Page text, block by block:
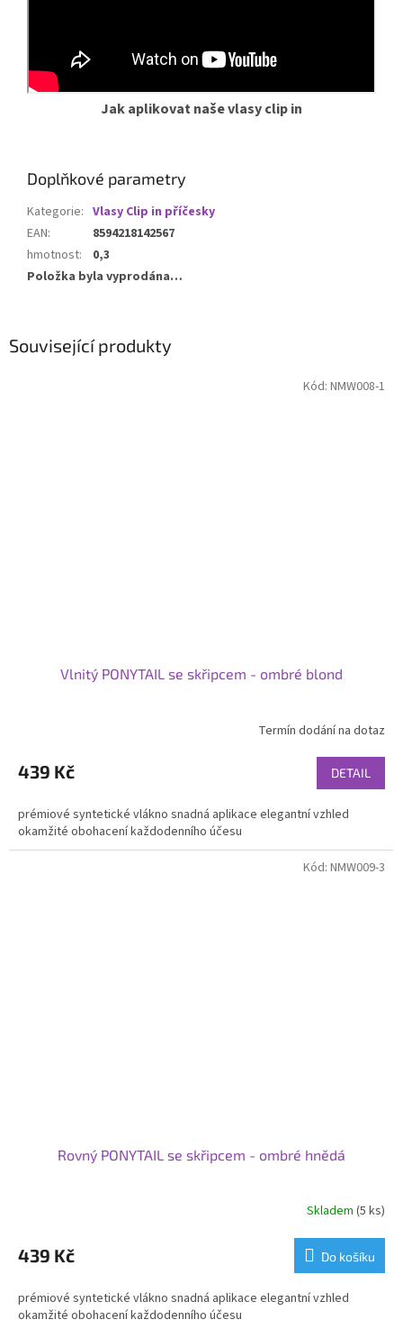
Související produkty
Vlnitý PONYTAIL se skřipcem - ombré blond
Termín dodání na dotaz
439 Kč DETAIL
prémiové syntetické vlákno snadná aplikace elegantní vzhled
okamžité obohacení každodenního účesu
Kód: NMW008-1
Rovný PONYTAIL se skřipcem - ombré hnědá
Skladem (5 ks)
439 Kč Do košíku
prémiové syntetické vlákno snadná aplikace elegantní vzhled
okamžité obohacení každodenního účesu
Kód: NMW009-3
Jak aplikovat naše vlasy clip in
Doplňkové parametry
Kategorie: Vlasy Clip in příčesky
EAN:
8594218142567
hmotnost:
0,3
Položka byla vyprodána…